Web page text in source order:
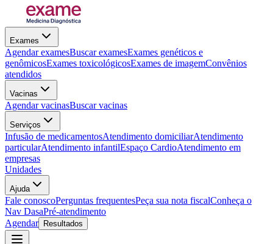
Exames
Agendar examesBuscar examesExames genéticos e
genômicosExames toxicológicosExames de imagemConvênios
atendidos
Vacinas
Agendar vacinasBuscar vacinas
Serviços
Infusão de medicamentosAtendimento domiciliarAtendimento
particularAtendimento infantilEspaço CardioAtendimento em
empresas
Unidades
Ajuda
Fale conoscoPerguntas frequentesPeça sua nota fiscalConheça o
Nav DasaPré-atendimento
Agendar
Resultados